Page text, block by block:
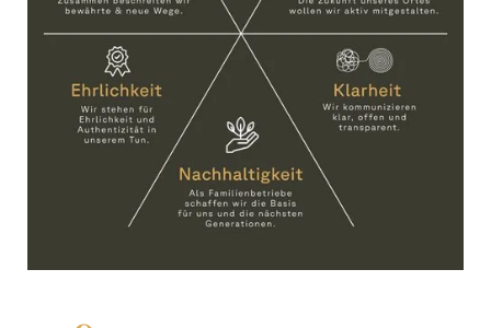
Einwilligung Marketing
*Pflichtfelder
Anfragen